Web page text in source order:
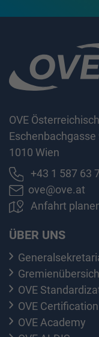
OVE
Eschenbachgasse
1010 Wien
+43 1 587 63
ove@ove.at
Anfahrt
ÜBER UNS
OVE
OVE Certification
OVE Academy